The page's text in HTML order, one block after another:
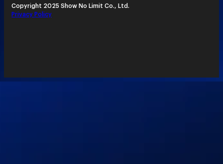
Copyright 2025 Show No Limit Co., Ltd.
Privacy Policy